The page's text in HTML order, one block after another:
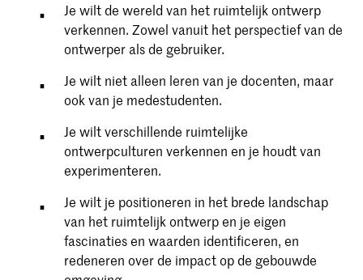
Je wilt de wereld van het ruimtelijk ontwerp
verkennen. Zowel vanuit het perspectief van de
ontwerper als de gebruiker.
Je wilt niet alleen leren van je docenten, maar
ook van je medestudenten.
Je wilt verschillende ruimtelijke
ontwerpculturen verkennen en je houdt van
experimenteren.
Je wilt je positioneren in het brede landschap
van het ruimtelijk ontwerp en je eigen
fascinaties en waarden identificeren, en
redeneren over de impact op de gebouwde